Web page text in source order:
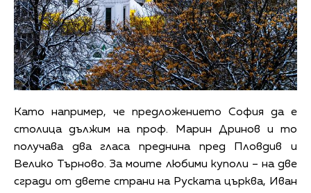
Като например, че предложението София да е
столица дължим на проф. Марин Дринов и то
получава два гласа преднина пред Пловдив и
Велико Търново. За моите любими куполи – на две
сгради от двете страни на Руската църква, Иван